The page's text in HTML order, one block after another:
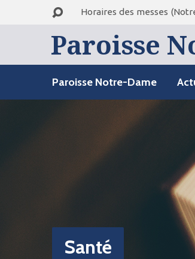
Horaires des messes
Paroisse
Paroisse Notre-Dame
Santé